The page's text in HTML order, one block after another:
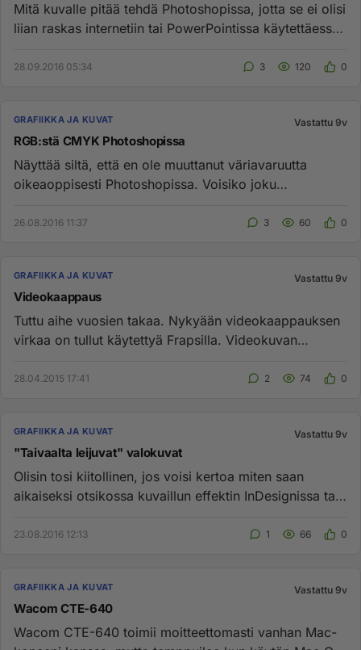
Mitä kuvalle pitää tehdä Photoshopissa, jotta se ei olisi
liian raskas internetiin tai PowerPointissa käytettäessä?
28.09.2016 05:34 3 120 0
GRAFIIKKA JA KUVAT Vastattu 9v
RGB:stä CMYK Photoshopissa
Näyttää siltä, että en ole muuttanut väriavaruutta
oikeaoppisesti Photoshopissa. Voisiko joku
26.08.2016 11:37 3 60 0
GRAFIIKKA JA KUVAT Vastattu 9v
Videokaappaus
Tuttu aihe vuosien takaa. Nykyään videokaappauksen
virkaa on tullut käytettyä Frapsilla. Videokuvan
28.04.2015 17:41 2 74 0
GRAFIIKKA JA KUVAT Vastattu 9v
"Taivaalta leijuvat" valokuvat
Olisin tosi kiitollinen, jos voisi kertoa miten saan
aikaiseksi otsikossa kuvaillun effektin InDesignissa tai
23.08.2016 12:13 1 66 0
GRAFIIKKA JA KUVAT Vastattu 9v
Wacom CTE-640
Wacom CTE-640 toimii moitteettomasti vanhan Mac-